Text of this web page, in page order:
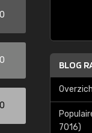
BLOG
7016)